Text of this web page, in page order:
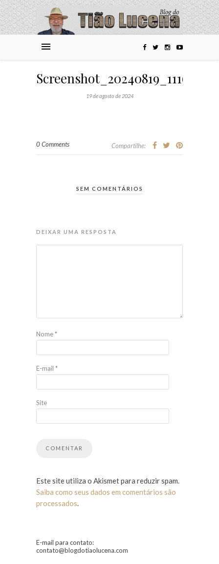
19 de agosto de 2024
0 Comments Compartilhe:
SEM COMENTÁRIOS
DEIXAR UMA RESPOSTA
Nome*
E-mail *
Site
Este site utiliza o Akismet para reduzir spam.
Saiba como seus dados em comentários são
processados.
E-mail para contato:
contato@blogdotiaolucena.com